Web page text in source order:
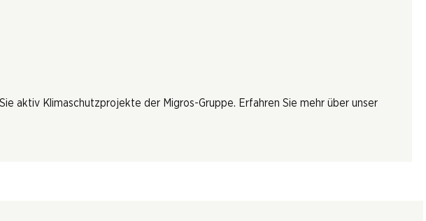
aktiv Klimaschutzprojekte der Migros-Gruppe. Erfahren Sie mehr über unser